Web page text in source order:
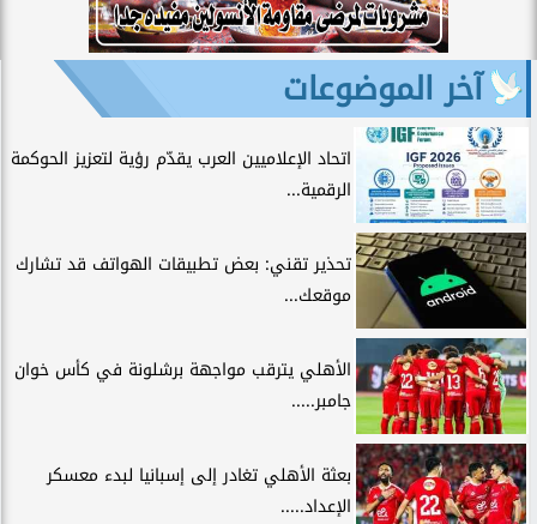
آخر الموضوعات
اتحاد الإعلاميين العرب يقدّم رؤية لتعزيز الحوكمة
الرقمية...
تحذير تقني: بعض تطبيقات الهواتف قد تشارك
موقعك...
الأهلي يترقب مواجهة برشلونة في كأس خوان
جامبر.....
بعثة الأهلي تغادر إلى إسبانيا لبدء معسكر
الإعداد.....